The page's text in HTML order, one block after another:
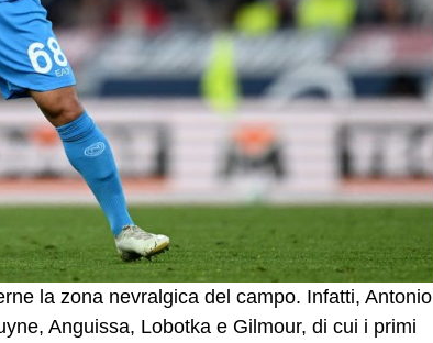
la zona nevralgica del campo. Infatti, Antonio
Anguissa, Lobotka e Gilmour, di cui i primi